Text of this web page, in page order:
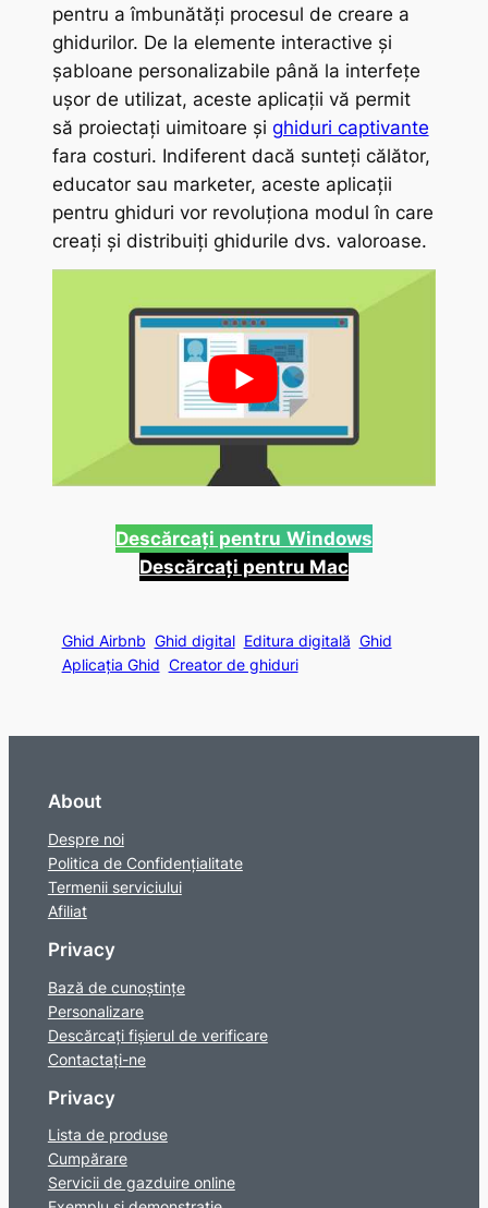
pentru a îmbunătăți procesul de creare a
ghidurilor. De la elemente interactive și
șabloane personalizabile până la interfețe
ușor de utilizat, aceste aplicații vă permit
să proiectați uimitoare și ghiduri captivante
fara costuri. Indiferent dacă sunteți călător,
educator sau marketer, aceste aplicații
pentru ghiduri vor revoluționa modul în care
creați și distribuiți ghidurile dvs. valoroase.
Descărcați pentru Windows
Descărcați pentru Mac
Ghid Airbnb Ghid digital Editura digitală Ghid
Aplicația Ghid Creator de ghiduri
About
Despre noi
Politica de Confidențialitate
Termenii serviciului
Afiliat
Privacy
Bază de cunoștințe
Personalizare
Descărcați fișierul de verificare
Contactaţi-ne
Privacy
Lista de produse
Cumpărare
Servicii de gazduire online